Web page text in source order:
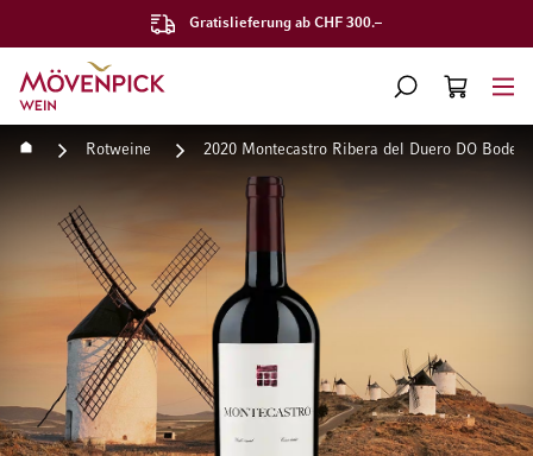
Gratislieferung ab CHF 300.–
Zur Startseite
SUCHE
WARENKORB
Startseite Rotweine 2020 Montecastro Ribera del Duero DO
Zum Ende der Bildgalerie springen